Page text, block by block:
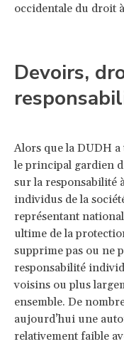
occidentale du droit
Devoirs,
Alors que la DUDH
le principal gardien
sur la responsabilité
individus de la
représentant
ultime de la
supprime pas ou ne
responsabilité
voisins ou plus
ensemble. De
aujourd’hui une
relativement faible